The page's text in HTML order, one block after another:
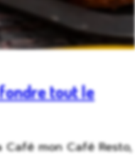
tout le
mon Café Resto,